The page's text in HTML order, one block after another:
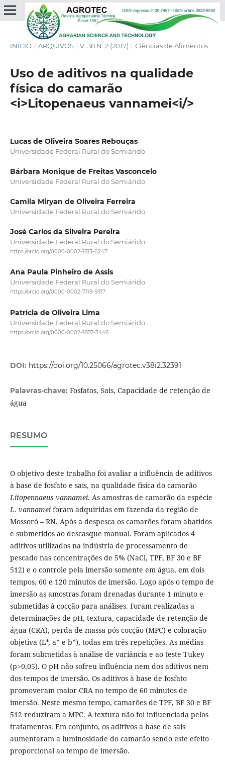
INÍCIO / ARQUIVOS / V. 38 N. 2 (2017) / Ciências de Alimentos
Uso de aditivos na qualidade
física do camarão
<i>Litopenaeus vannamei<i/>
Lucas de Oliveira Soares Rebouças
Universidade Federal Rural do Semiárido
Bárbara Monique de Freitas Vasconcelo
Universidade Federal Rural do Semiárido
Camila Miryan de Oliveira Ferreira
Universidade Federal Rural do Semiárido
José Carlos da Silveira Pereira
Universidade Federal Rural do Semiárido
https://orcid.org/0000-0002-1813-0247
Ana Paula Pinheiro de Assis
Universidade Federal Rural do Semiárido
https://orcid.org/0000-0002-7118-5917
Patrícia de Oliveira Lima
Universidade Federal Rural do Semiárido
https://orcid.org/0000-0002-1887-3446
DOI: https://doi.org/10.25066/agrotec.v38i2.32391
Palavras-chave: Fosfatos, Sais, Capacidade de retenção de
água
RESUMO
O objetivo deste trabalho foi avaliar a influência de aditivos
à base de fosfato e sais, na qualidade física do camarão
Litopennaeus vannamei. As amostras de camarão da espécie
L. vannameiforam adquiridas em fazenda da região de
Mossoró – RN. Após a despesca os camarões foram abatidos
e submetidos ao descasque manual. Foram aplicados 4
aditivos utilizados na indústria de processamento de
pescado nas concentrações de 5% (NaCl, TPF, BF 30 e BF
512) e o controle pela imersão somente em água, em dois
tempos, 60 e 120 minutos de imersão. Logo após o tempo de
imersão as amostras foram drenadas durante 1 minuto e
submetidas à cocção para análises. Foram realizadas a
determinações de pH, textura, capacidade de retenção de
água (CRA), perda de massa pós cocção (MPC) e coloração
objetiva (L*, a* e b*), todas em três repetições. As médias
foram submetidas à análise de variância e ao teste Tukey
(p>0,05). O pH não sofreu influência nem dos aditivos nem
dos tempos de imersão. Os aditivos à base de fosfato
promoveram maior CRA no tempo de 60 minutos de
imersão. Neste mesmo tempo, camarões de TPF, BF 30 e BF
512 reduziram a MPC. A textura não foi influenciada pelos
tratamentos. Em conjunto, os aditivos a base de sais
aumentaram a luminosidade do camarão sendo este efeito
proporcional ao tempo de imersão.